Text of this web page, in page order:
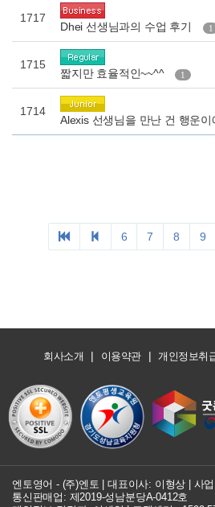
회사소개 | 이용약관 | 개인정보취
엔토영어 - (주)엔토 | 대표이사: 이형상 | 사
통신판매업: 제2019-성남분당A-0412호